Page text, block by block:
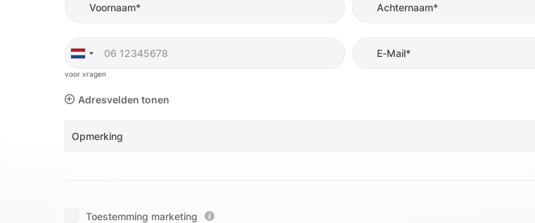
Voornaam* Achternaam*
voor vragen
E-Mail*
Adresvelden tonen
Opmerking
Toestemming marketing